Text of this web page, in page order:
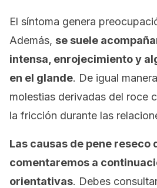
El síntoma genera
Además, se suele
intensa, enrojecimiento y
en el glande. De igual
molestias derivadas del roce
la fricción durante las
Las causas de pene reseco
comentaremos a
orientativas. Debes